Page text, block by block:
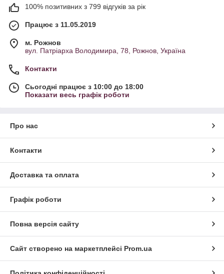
100% позитивних з 799 відгуків за рік
Працює з 11.05.2019
м. Рожнов
вул. Патріарха Володимира, 78, Рожнов, Україна
Контакти
Сьогодні працює з 10:00 до 18:00
Показати весь графік роботи
Про нас
Контакти
Доставка та оплата
Графік роботи
Повна версія сайту
Сайт створено на маркетплейсі Prom.ua